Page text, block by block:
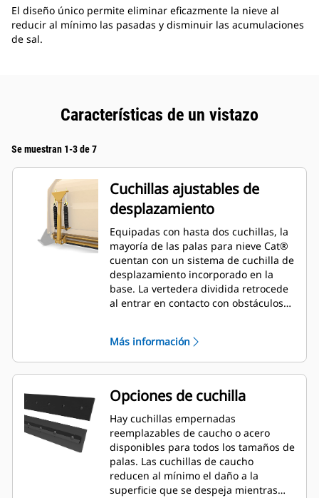
El diseño único permite eliminar eficazmente la nieve al
reducir al mínimo las pasadas y disminuir las acumulaciones
de sal.
Características de un vistazo
Se muestran 1-3 de 7
Cuchillas ajustables de
desplazamiento
Equipadas con hasta dos cuchillas, la
mayoría de las palas para nieve Cat®
cuentan con un sistema de cuchilla de
desplazamiento incorporado en la
base. La vertedera dividida retrocede
al entrar en contacto con obstáculos
la máquina. Hay disponible una
cuchilla de desplazamiento de caucho
en los tamaños de 2,6 m (8'), 3,2 m
(10') y 3,8 m (12') que se adaptan a
todos los modelos que utilizan un
acoplador de minicargador.
Más información
Opciones de cuchilla
Hay cuchillas empernadas
reemplazables de caucho o acero
disponibles para todos los tamaños de
palas. Las cuchillas de caucho
reducen al mínimo el daño a la
superficie que se despeja mientras